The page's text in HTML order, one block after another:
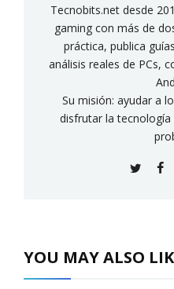
Tecnobits.net desde
gaming con más de
práctica, publica
análisis reales de PCs,
Su misión: ayudar a
disfrutar la
YOU MAY ALSO